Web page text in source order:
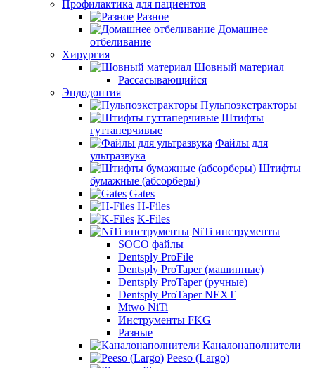
Профилактика для пациентов
Разное
Домашнее
отбеливание
Хирургия
Шовный материал
Рассасывающийся
Эндодонтия
Пульпоэкстракторы
Штифты
гуттаперчивые
Файлы для
ультразвука
Штифты
бумажные (абсорберы)
Gates
H-Files
K-Files
NiTi инструменты
SOCO файлы
Dentsply ProFile
Dentsply ProTaper (машинные)
Dentsply ProTaper (ручные)
Dentsply ProTaper NEXT
Mtwo NiTi
Инструменты FKG
Разные
Каналонаполнители
Peeso (Largo)